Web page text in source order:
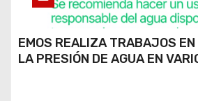
EMOS REALIZA TRABAJOS
LA PRESIÓN DE AGUA EN